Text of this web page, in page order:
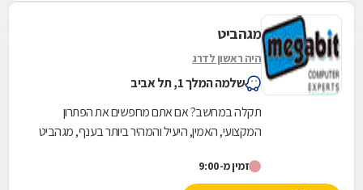
מגהביט
היה ראשון לדרג
שלמה המלך 1, תל אביב
תקלה במחשב? אם אתם מחפשים את הפתרון
המקצועי, האמין, היעיל והמהיר ביותר בענף, מגהביט
לרשותכם קשת...
זמין מ-9:00